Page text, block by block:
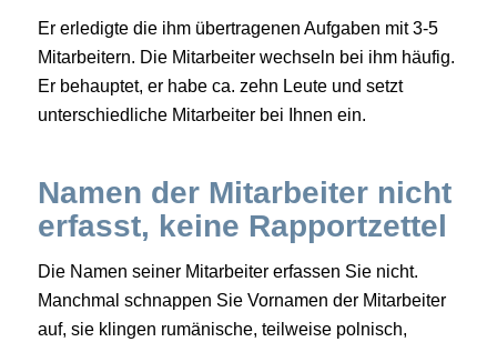
Er erledigte die ihm übertragenen Aufgaben mit 3-5
Mitarbeitern. Die Mitarbeiter wechseln bei ihm häufig.
Er behauptet, er habe ca. zehn Leute und setzt
unterschiedliche Mitarbeiter bei Ihnen ein.
Namen der Mitarbeiter nicht
erfasst, keine Rapportzettel
Die Namen seiner Mitarbeiter erfassen Sie nicht.
Manchmal schnappen Sie Vornamen der Mitarbeiter
auf, sie klingen rumänische, teilweise polnisch,